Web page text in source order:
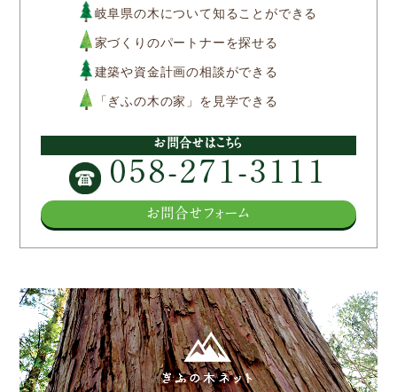
岐阜県の木について知ることができる
家づくりのパートナーを探せる
建築や資金計画の相談ができる
「ぎふの木の家」を見学できる
お問合せはこちら
058-271-3111
お問合せフォーム